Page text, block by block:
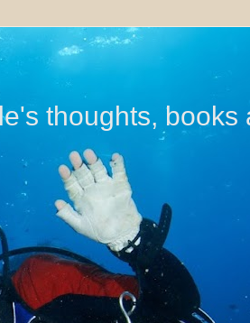
thoughts, books